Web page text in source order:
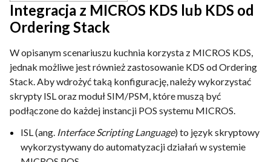
Integracja z MICROS KDS lub KDS od
Ordering Stack
W opisanym scenariuszu kuchnia korzysta z MICROS KDS,
jednak możliwe jest również zastosowanie KDS od Ordering
Stack. Aby wdrożyć taką konfigurację, należy wykorzystać
skrypty ISL oraz moduł SIM/PSM, które muszą być
podłączone do każdej instancji POS systemu MICROS.
ISL (ang. Interface Scripting Language) to język skryptowy
wykorzystywany do automatyzacji działań w systemie